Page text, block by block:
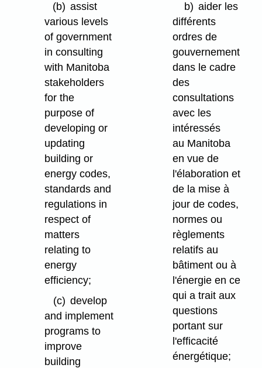
(b) assist
various levels
of government
in consulting
with Manitoba
stakeholders
for the
purpose of
developing or
updating
building or
energy codes,
standards and
regulations in
respect of
matters
relating to
energy
efficiency;
(c) develop
and implement
programs to
improve
building
b) aider les
différents
ordres de
gouvernement
dans le cadre
des
consultations
avec les
intéressés
au Manitoba
en vue de
l'élaboration et
de la mise à
jour de codes,
normes ou
règlements
relatifs au
bâtiment ou à
l'énergie en ce
qui a trait aux
questions
portant sur
l'efficacité
énergétique;